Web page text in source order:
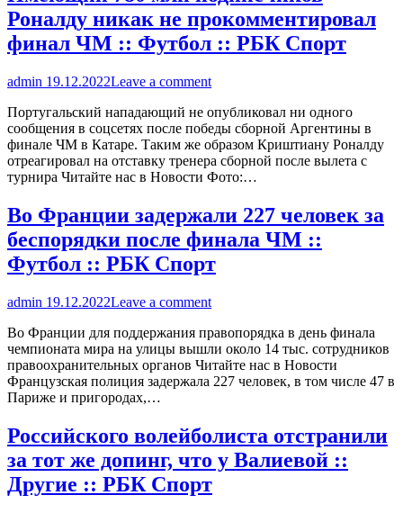
Роналду никак не прокомментировал
финал ЧМ :: Футбол :: РБК Спорт
admin 19.12.2022Leave a comment
Португальский нападающий не опубликовал ни одного
сообщения в соцсетях после победы сборной Аргентины в
финале ЧМ в Катаре. Таким же образом Криштиану Роналду
отреагировал на отставку тренера сборной после вылета с
турнира Читайте нас в Новости Фото:…
Во Франции задержали 227 человек за
беспорядки после финала ЧМ ::
Футбол :: РБК Спорт
admin 19.12.2022Leave a comment
Во Франции для поддержания правопорядка в день финала
чемпионата мира на улицы вышли около 14 тыс. сотрудников
правоохранительных органов Читайте нас в Новости
Французская полиция задержала 227 человек, в том числе 47 в
Париже и пригородах,…
Российского волейболиста отстранили
за тот же допинг, что у Валиевой ::
Другие :: РБК Спорт